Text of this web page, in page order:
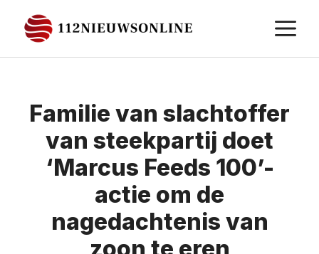
naar
de
Familie van slachtoffer
van steekpartij doet
‘Marcus Feeds 100’-
actie om de
nagedachtenis van